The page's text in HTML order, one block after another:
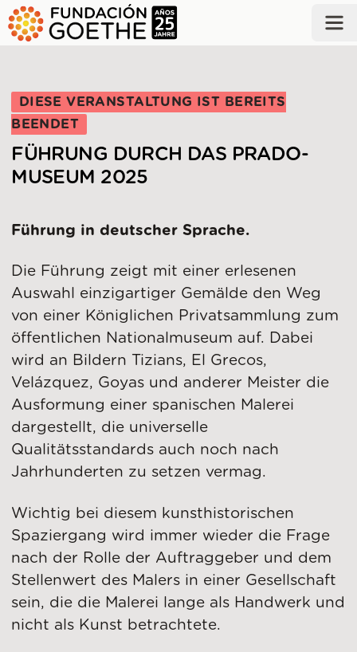
ZUM HAUPTINHALT SPRINGEN
DIESE VERANSTALTUNG IST BEREITS
BEENDET
FÜHRUNG DURCH DAS PRADO-
MUSEUM 2025
Führung in deutscher Sprache.
Die Führung zeigt mit einer erlesenen
Auswahl einzigartiger Gemälde den Weg
von einer Königlichen Privatsammlung zum
öffentlichen Nationalmuseum auf. Dabei
wird an Bildern Tizians, El Grecos,
Velázquez, Goyas und anderer Meister die
Ausformung einer spanischen Malerei
dargestellt, die universelle
Qualitätsstandards auch noch nach
Jahrhunderten zu setzen vermag.
Wichtig bei diesem kunsthistorischen
Spaziergang wird immer wieder die Frage
nach der Rolle der Auftraggeber und dem
Stellenwert des Malers in einer Gesellschaft
sein, die die Malerei lange als Handwerk und
nicht als Kunst betrachtete.